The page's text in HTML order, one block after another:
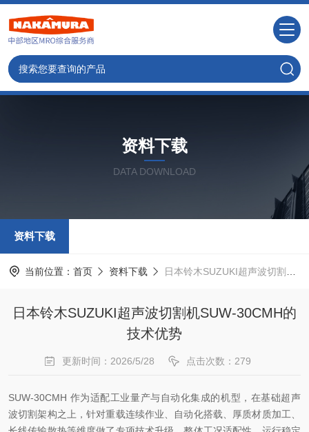
资料下载
DATA DOWNLOAD
资料下载
当前位置： 首页 资料下载 日本铃木SUZUKI超声波切割机SUW-30CMH的技术优势
日本铃木SUZUKI超声波切割机SUW-30CMH的
技术优势
更新时间：2026/5/28 点击次数：279
SUW-30CMH 作为适配工业量产与自动化集成的机型，在基础超声
波切割架构之上，针对重载连续作业、自动化搭载、厚质材质加工、